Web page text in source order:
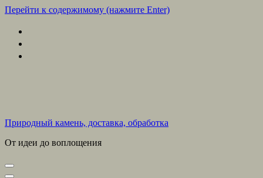
Перейти к содержимому (нажмите Enter)
Природный камень, доставка, обработка
От идеи до воплощения